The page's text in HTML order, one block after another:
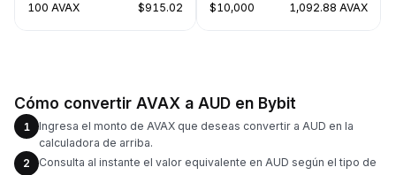
100 AVAX $915.02 $10,000 1,092.88 AVAX
Cómo convertir AVAX a AUD en Bybit
1
Ingresa el monto de AVAX que deseas convertir a AUD en la
calculadora de arriba.
2
Consulta al instante el valor equivalente en AUD según el tipo de